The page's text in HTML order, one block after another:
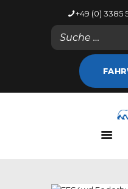
+49 (0) 3385
ALLRAD
MARKEN